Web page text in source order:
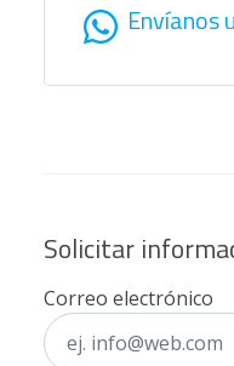
Envíanos
Solicitar
Correo electrónico